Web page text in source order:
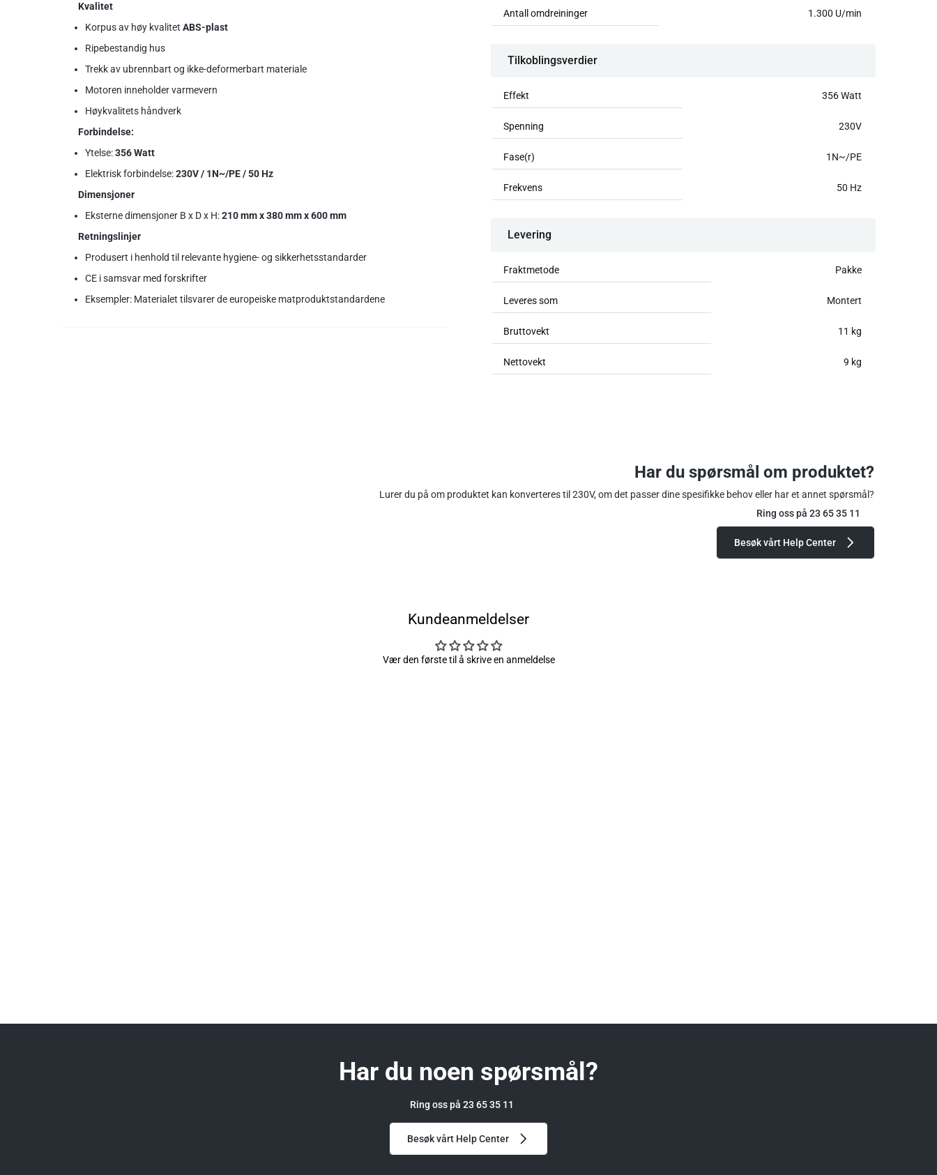
Kvalitet
Korpus av høy kvalitet ABS-plast
Ripebestandig hus
Trekk av ubrennbart og ikke-deformerbart materiale
Motoren inneholder varmevern
Høykvalitets håndverk
Forbindelse:
Ytelse:356 Watt
Elektrisk forbindelse:230V / 1N~/PE / 50 Hz
Dimensjoner
Eksterne dimensjoner B x D x H:210 mm x 380 mm x 600 mm
Retningslinjer
Produsert i henhold til relevante hygiene- og sikkerhetsstandarder
CE i samsvar med forskrifter
Eksempler: Materialet tilsvarer de europeiske matproduktstandardene
Antall omdreininger 1.300 U/min
Tilkoblingsverdier
Effekt 356 Watt
Spenning 230V
Fase(r) 1N~/PE
Frekvens 50 Hz
Levering
Fraktmetode Pakke
Leveres som Montert
Bruttovekt 11 kg
Nettovekt 9 kg
Har du spørsmål om produktet?
Lurer du på om produktet kan konverteres til 230V, om det passer dine spesifikke behov eller har et annet spørsmål?
Ring oss på 23 65 35 11
Besøk vårt Help Center
Kundeanmeldelser
Vær den første til å skrive en anmeldelse
Har du noen spørsmål?
Ring oss på 23 65 35 11
Besøk vårt Help Center